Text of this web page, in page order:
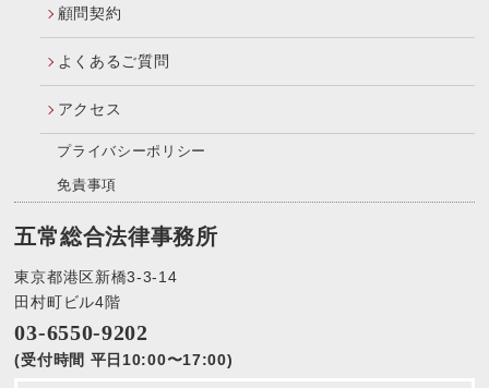
顧問契約
よくあるご質問
アクセス
プライバシーポリシー
免責事項
五常総合法律事務所
東京都港区新橋3-3-14
田村町ビル4階
03-6550-9202
(受付時間 平日10:00〜17:00)